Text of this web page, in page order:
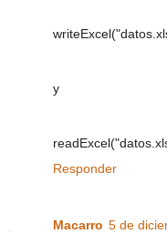
y
Responder
Macarro 5 de